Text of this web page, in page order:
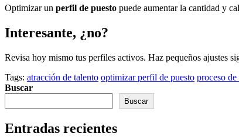
Optimizar un perfil de puesto puede aumentar la cantidad y
Interesante, ¿no?
Revisa hoy mismo tus perfiles activos. Haz pequeños ajustes
Tags: atracción de talento optimizar perfil de puesto proceso de
Buscar
Buscar
Entradas recientes